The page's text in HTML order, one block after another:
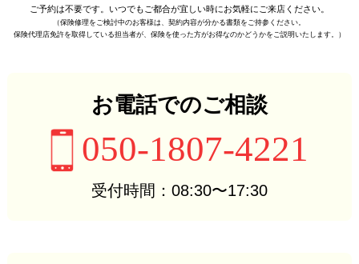
ご予約は不要です。 いつでもご都合が宜しい時にお気軽にご来店ください。
（保険修理をご検討中のお客様は、契約内容が分かる書類をご持参ください。
保険代理店免許を取得している担当者が、 保険を使った方がお得なのかどうかをご説明いたします。）
お電話でのご相談
050-1807-4221
受付時間：08:30〜17:30